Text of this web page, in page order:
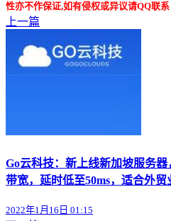
性亦不作保证,如有侵权或异议请QQ联系
上一篇
Go云科技：新上线新加坡服务
带宽，延时低至50ms，适合外贸
2022年1月16日 01:15